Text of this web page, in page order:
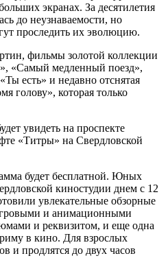
экранах. За десятилетия
до неузнаваемости, но
проследить их эволюцию.
фильмы золотой коллекции
«Самый медленный поезд»,
есть» и недавно отснятая
голову», которая только
увидеть на проспекте
«Титры» на Свердловской
будет бесплатной. Юных
киностудии днем с 12
увлекательные обзорные
и анимационными
и реквизитом, и еще одна
в кино. Для взрослых
и продлятся до двух часов